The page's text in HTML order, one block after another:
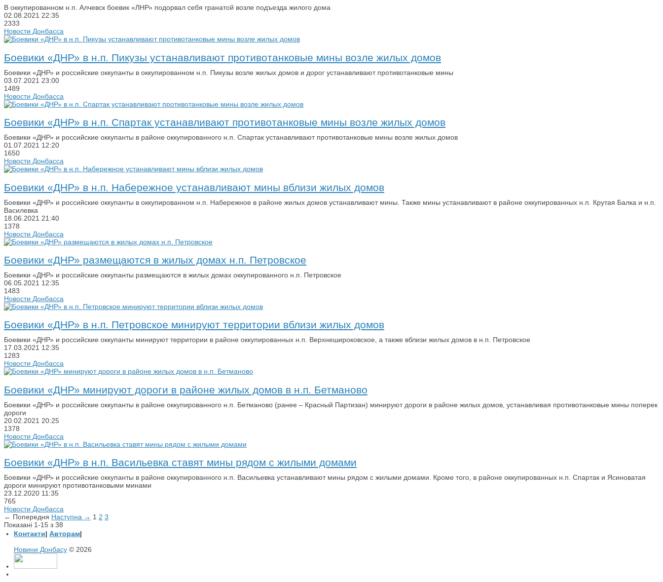
В оккупированном н.п. Алчевск боевик «ЛНР» подорвал себя гранатой возле подъезда жилого дома
02.08.2021 22:35
2333
Новости Донбасса
Боевики «ДНР» в н.п. Пикузы устанавливают противотанковые мины возле жилых домов
Боевики «ДНР» и российские оккупанты в оккупированном н.п. Пикузы возле жилых домов и дорог устанавливают противотанковые мины
03.07.2021 23:00
1489
Новости Донбасса
Боевики «ДНР» в н.п. Спартак устанавливают противотанковые мины возле жилых домов
Боевики «ДНР» и российские оккупанты в районе оккупированного н.п. Спартак устанавливают противотанковые мины возле жилых домов
01.07.2021 12:20
1650
Новости Донбасса
Боевики «ДНР» в н.п. Набережное устанавливают мины вблизи жилых домов
Боевики «ДНР» и российские оккупанты в оккупированном н.п. Набережное в районе жилых домов устанавливают мины. Также мины устанавливают в районе оккупированных н.п. Крутая Балка и н.п.
Василевка
18.06.2021 21:40
1378
Новости Донбасса
Боевики «ДНР» размещаются в жилых домах н.п. Петровское
Боевики «ДНР» и российские оккупанты размещаются в жилых домах оккупированного н.п. Петровское
06.05.2021 12:35
1483
Новости Донбасса
Боевики «ДНР» в н.п. Петровское минируют территории вблизи жилых домов
Боевики «ДНР» и российские оккупанты минируют территории в районе оккупированных н.п. Верхнешироковское, а также вблизи жилых домов в н.п. Петровское
17.03.2021 12:35
1283
Новости Донбасса
Боевики «ДНР» минируют дороги в районе жилых домов в н.п. Бетманово
Боевики «ДНР» и российские оккупанты в районе оккупированного н.п. Бетманово (ранее – Красный Партизан) минируют дороги в районе жилых домов, устанавливая противотанковые мины поперек
дороги
20.02.2021 20:25
1378
Новости Донбасса
Боевики «ДНР» в н.п. Васильевка ставят мины рядом с жилыми домами
Боевики «ДНР» и российские оккупанты в районе оккупированного н.п. Васильевка устанавливают мины рядом с жилыми домами. Кроме того, в районе оккупированных н.п. Спартак и Ясиноватая
дороги минируют противотанковыми минами
23.12.2020 11:35
765
Новости Донбасса
← Попередня Наступна → 1 2 3
Показані 1-15 з 38
Контакти| Авторам|
Новини Донбасу © 2026